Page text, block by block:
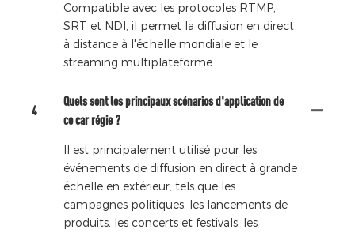
Compatible avec les protocoles RTMP,
SRT et NDI, il permet la diffusion en direct
à distance à l'échelle mondiale et le
streaming multiplateforme.
4
Quels sont les principaux scénarios d'application de
ce car régie ?
Il est principalement utilisé pour les
événements de diffusion en direct à grande
échelle en extérieur, tels que les
campagnes politiques, les lancements de
produits, les concerts et festivals, les